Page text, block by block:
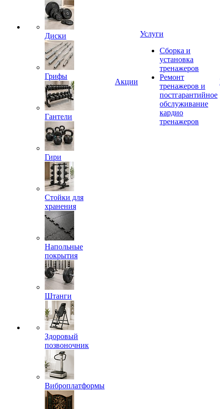
Диски
Грифы
Гантели
Гири
Стойки для
хранения
Напольные
покрытия
Штанги
Здоровый
позвоночник
Виброплатформы
Акции
Услуги
Сборка и
установка
тренажеров
Ремонт
тренажеров и
постгарантийное
обслуживание
кардио
тренажеров